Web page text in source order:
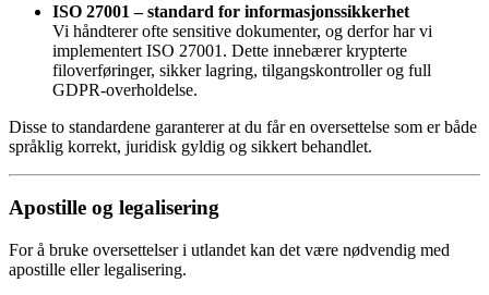
ISO 27001 – standard for informasjonssikkerhet
Vi håndterer ofte sensitive dokumenter, og derfor har vi
implementert ISO 27001. Dette innebærer krypterte
filoverføringer, sikker lagring, tilgangskontroller og full
GDPR-overholdelse.
Disse to standardene garanterer at du får en oversettelse som er både
språklig korrekt, juridisk gyldig og sikkert behandlet.
Apostille og legalisering
For å bruke oversettelser i utlandet kan det være nødvendig med
apostille eller legalisering.